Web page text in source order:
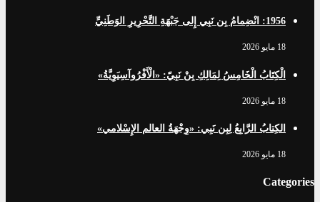
1956: انْضِمامُ بِن نَبِي إِلى جَبْهَةِ التَّحْرِيرِ الوَطَنِيِّ
18 مايو 2026
الْكِتَابُ الْخَامِسُ لِمَالِكِ بِنْ نَبِيّ: «الْأَفْرُوآسِيَوِيَّةُ»
18 مايو 2026
الكِتابُ الرَّابِعُ لِبِن نَبِي: «وِجْهَةُ العالم الإِسْلامي»
18 مايو 2026
Categories